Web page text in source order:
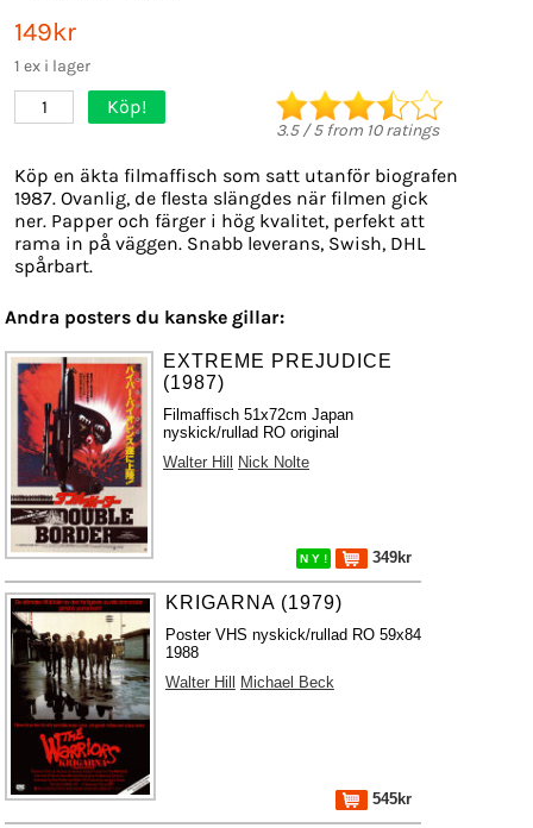
149kr
1 ex i lager
1 Köp!
3.5/5from 10ratings
Köp en äkta filmaffisch som satt utanför biografen
1987. Ovanlig, de flesta slängdes när filmen gick
ner. Papper och färger i hög kvalitet, perfekt att
rama in på väggen. Snabb leverans, Swish, DHL
spårbart.
Andra posters du kanske gillar:
EXTREME PREJUDICE
(1987)
Filmaffisch 51x72cm Japan
nyskick/rullad RO original
Walter Hill
Nick Nolte
N Y ! 349kr
KRIGARNA (1979)
Poster VHS nyskick/rullad RO 59x84
1988
Walter Hill
Michael Beck
545kr